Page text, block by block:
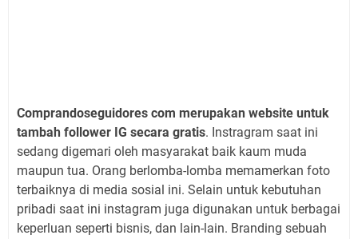
Comprandoseguidores com merupakan website untuk
tambah follower IG secara gratis. Instragram saat ini
sedang digemari oleh masyarakat baik kaum muda
maupun tua. Orang berlomba-lomba memamerkan foto
terbaiknya di media sosial ini. Selain untuk kebutuhan
pribadi saat ini instagram juga digunakan untuk berbagai
keperluan seperti bisnis, dan lain-lain. Branding sebuah